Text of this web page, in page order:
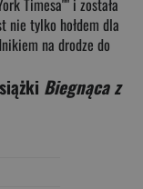
Timesa"" i została
nie tylko hołdem dla
na drodze do
Biegnąca z